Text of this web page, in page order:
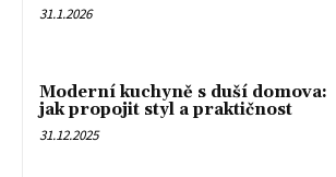
31.1.2026
Moderní kuchyně s duší domova:
jak propojit styl a praktičnost
31.12.2025